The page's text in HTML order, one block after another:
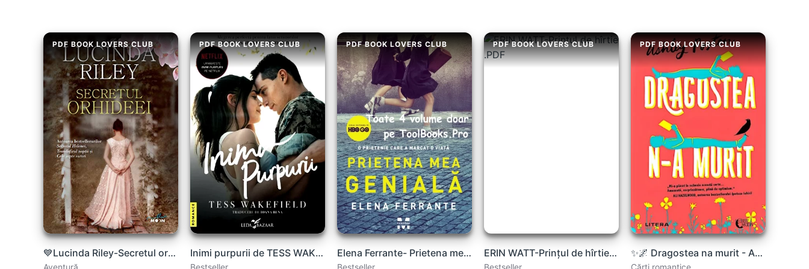
PDF BOOK LOVERS CLUB
💙Lucinda Riley-Secretul orhideei 💙PDF
PDF BOOK LOVERS CLUB
Inimi purpurii de TESS WAKEFIELD carte .PDF
PDF BOOK LOVERS CLUB
Elena Ferrante- Prietena mea genială .PDF
PDF BOOK LOVERS CLUB
ERIN WATT-Prințul de hîrtie .PDF
PDF BOOK LOVERS CLUB
✨🌌 Dragostea na murit - Ashley Poston